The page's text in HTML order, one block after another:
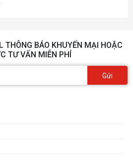
THÔNG BÁO KHUYẾN MẠI HOẶC
TƯ VẤN MIỄN PHÍ
Gửi